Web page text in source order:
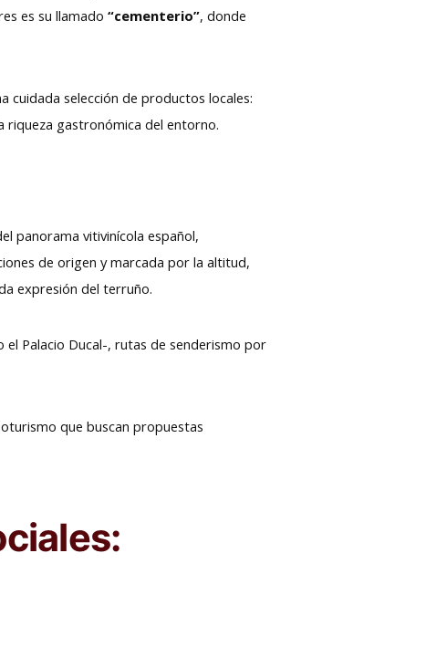
es su llamado“cementerio”, donde
cuidada selección de productos locales:
riqueza gastronómica del entorno.
panorama vitivinícola español,
de origen y marcada por la altitud,
expresión del terruño.
Palacio Ducal-, rutas de senderismo por
que buscan propuestas